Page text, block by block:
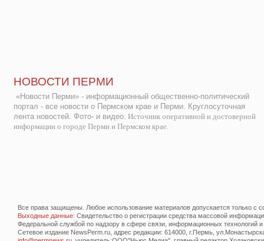
НОВОСТИ ПЕРМИ
«Новости Перми» - информационный общественно-политический
портал - все новости о Пермском крае и Перми. Круглосуточная
лента новостей. Фото- и видео. Источник оперативной и достоверной
информации о городе Перми и Пермском крае.
Все права защищены. Любое использование материалов допускается только с
Выходные данные: Свидетельство о регистрации средства массовой
Федеральной службой по надзору в сфере связи, информационных технологий
Сетевое издание NewsPerm.ru, адрес редакции: 614000, г.Пермь,